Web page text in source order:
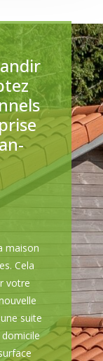
maison
Cela
votre
suite